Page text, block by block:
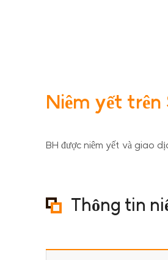
Niêm yết trên
BH được niêm yết và giao
Thông tin